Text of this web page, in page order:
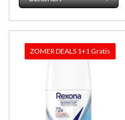
ZOMER DEALS 1+1 Gratis